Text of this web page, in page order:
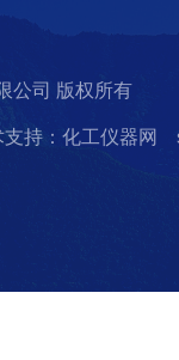
公司 版权所有
支持：化工仪器网